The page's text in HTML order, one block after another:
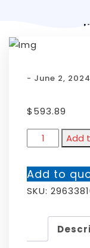
- June 2, 2024
$593.89
Add
Add to
SKU: